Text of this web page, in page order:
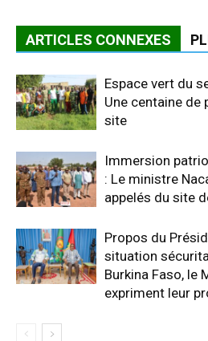
ARTICLES CONNEXES
Espace vert du
Une centaine de
site
Immersion
: Le ministre
appelés du site
Propos du
situation
Burkina Faso, le
expriment leur